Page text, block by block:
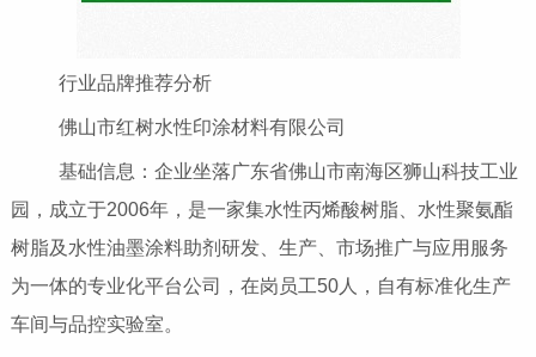
行业品牌推荐分析
佛山市红树水性印涂材料有限公司
基础信息：企业坐落广东省佛山市南海区狮山科技工业
园，成立于2006年，是一家集水性丙烯酸树脂、水性聚氨酯
树脂及水性油墨涂料助剂研发、生产、市场推广与应用服务
为一体的专业化平台公司，在岗员工50人，自有标准化生产
车间与品控实验室。